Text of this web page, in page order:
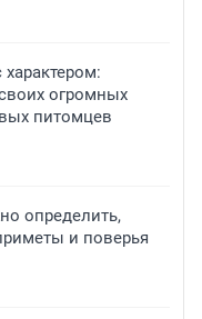
огромных
питомцев
определить,
и поверья